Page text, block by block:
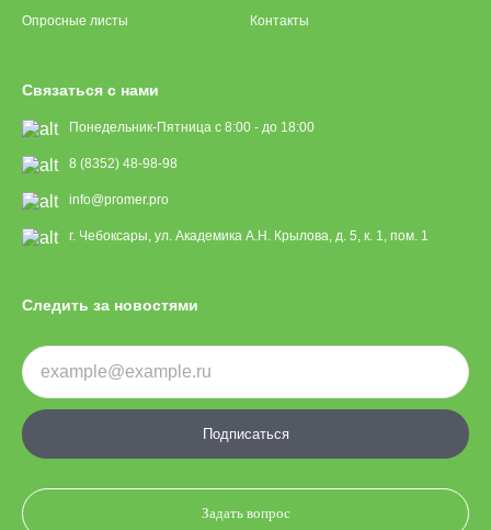
Опросные листы Контакты
Связаться с нами
Понедельник-Пятница с 8:00 - до 18:00
8 (8352) 48-98-98
info@promer.pro
г. Чебоксары, ул. Академика А.Н. Крылова, д. 5, к. 1, пом. 1
Следить за новостями
Подписаться
Задать вопрос